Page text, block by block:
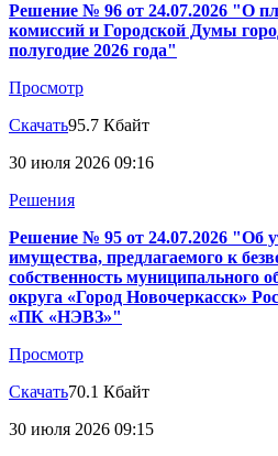
Решение № 96 от 24.07.2026 "О
комиссий и Городской Думы
полугодие 2026 года"
Просмотр
Скачать95.7 Кбайт
30 июля 2026 09:16
Решения
Решение № 95 от 24.07.2026 "Об
имущества, предлагаемого к
собственность муниципального
округа «Город Новочеркасск»
«ПК «НЭВЗ»"
Просмотр
Скачать70.1 Кбайт
30 июля 2026 09:15